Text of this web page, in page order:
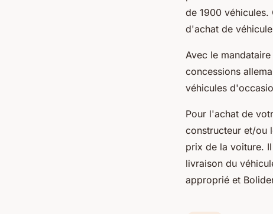
de 1900
d'achat de
Avec le
concessions
véhicules
Pour l'achat de
constructeur et/ou
prix de la voiture.
livraison du
approprié et